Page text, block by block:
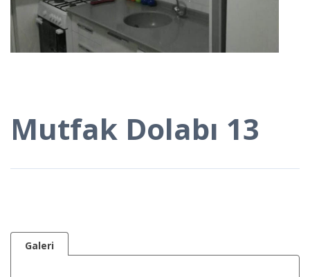
Mutfak Dolabı 13
Galeri